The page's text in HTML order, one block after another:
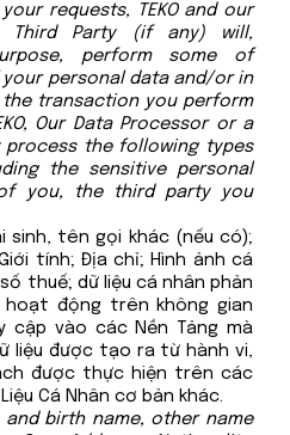
requests, TEKO and our
Third Party (if any) will,
perform some of
personal data and/or in
transaction you perform
Our Data Processor or a
process the following types
the sensitive personal
you, the third party you
sinh, tên gọi khác (nếu có);
tính; Địa chỉ; Hình ảnh cá
thuế; dữ liệu cá nhân phản
động trên không gian
vào các Nền Tảng mà
liệu được tạo ra từ hành vi,
được thực hiện trên các
Cá Nhân cơ bản khác.
and birth name, other name